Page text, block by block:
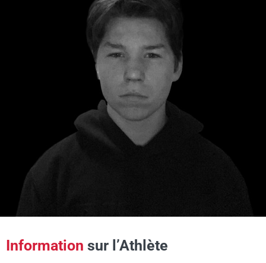
Information sur l’Athlète